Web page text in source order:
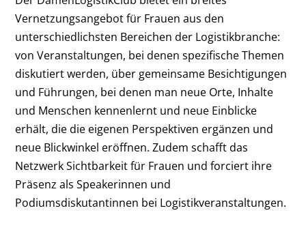
Vernetzungsangebot für Frauen aus den
unterschiedlichsten Bereichen der Logistikbranche:
von Veranstaltungen, bei denen spezifische Themen
diskutiert werden, über gemeinsame Besichtigungen
und Führungen, bei denen man neue Orte, Inhalte
und Menschen kennenlernt und neue Einblicke
erhält, die die eigenen Perspektiven ergänzen und
neue Blickwinkel eröffnen. Zudem schafft das
Netzwerk Sichtbarkeit für Frauen und forciert ihre
Präsenz als Speakerinnen und
Podiumsdiskutantinnen bei Logistikveranstaltungen.